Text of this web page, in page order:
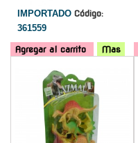
IMPORTADO Código:
361559
Agregar al carrito Mas